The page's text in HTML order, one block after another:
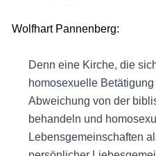
Wolfhart Pannenberg:
Denn eine Kirche, die
homosexuelle
Abweichung von der
behandeln und
Lebensgemeinschaften